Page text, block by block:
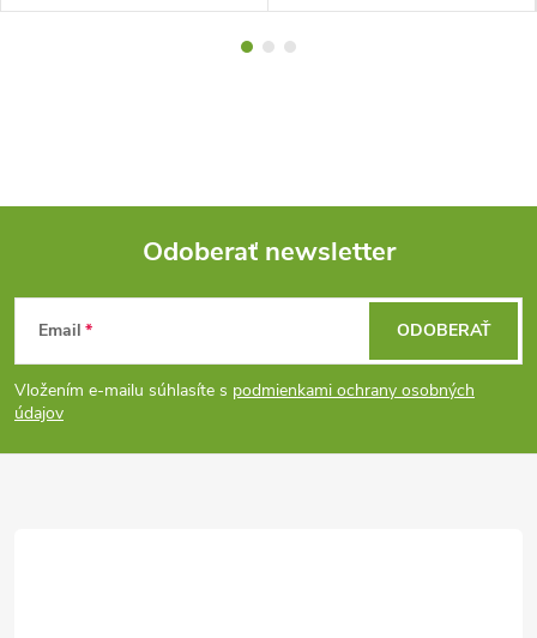
Z
á
p
Odoberať newsletter
Email
Vložením e-mailu súhlasíte s podmienkami ochrany osobných
údajov
ODOBERAŤ